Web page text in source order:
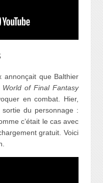
annonçait que Balthier
World of Final Fantasy
en combat. Hier,
du personnage :
c’était le cas avec
gratuit. Voici